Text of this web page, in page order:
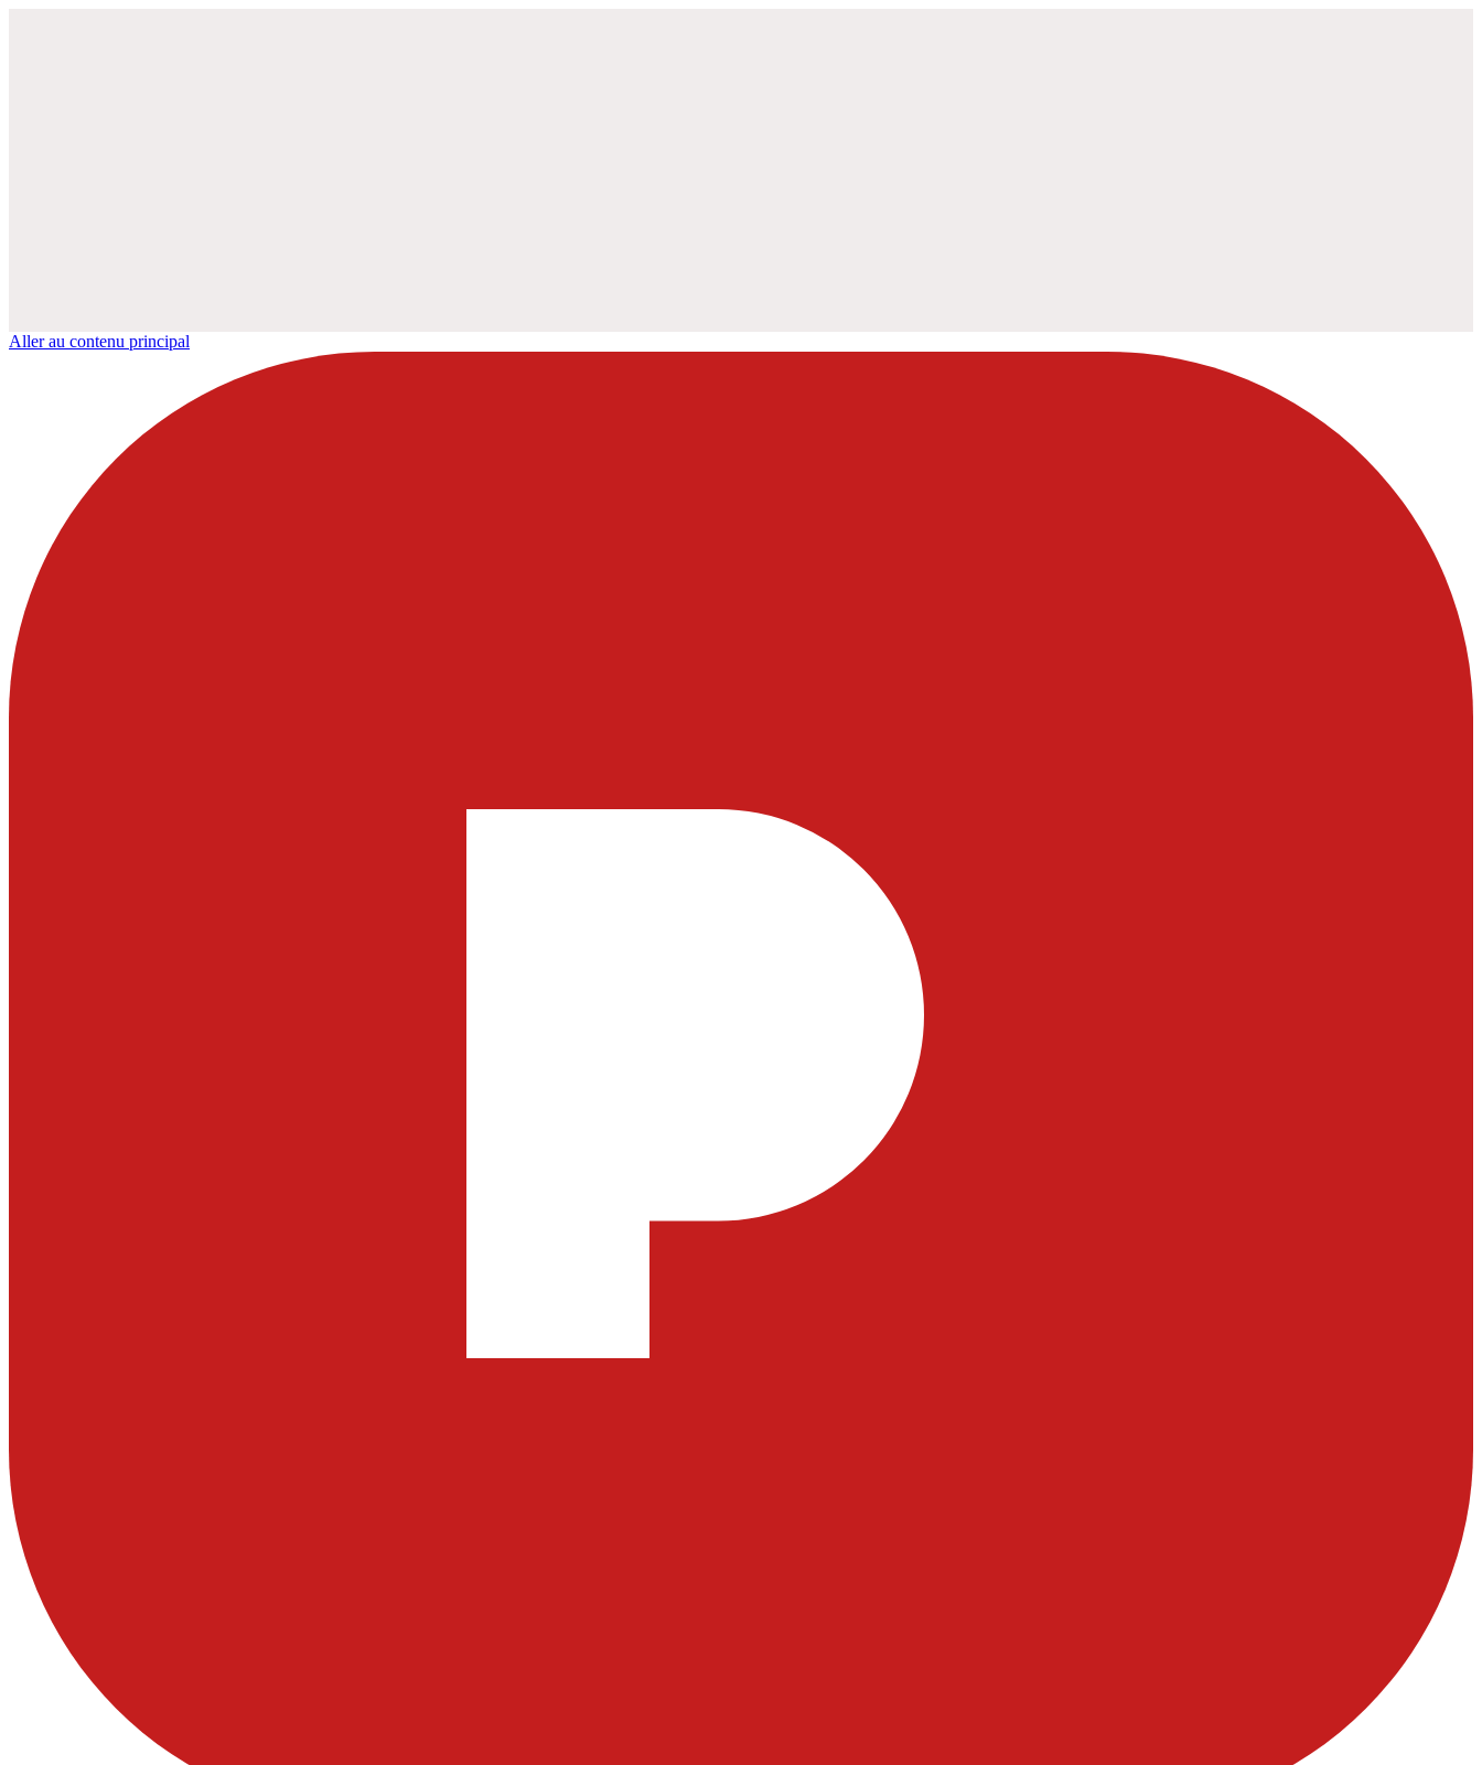
Aller au contenu principal